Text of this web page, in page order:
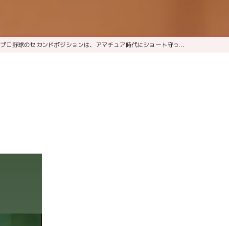
プロ野球のセカンドポジションは、アマチュア時代にショート守っ...